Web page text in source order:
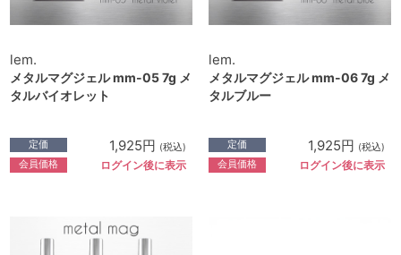
lem.
メタルマグジェル mm-05 7g メ
タルバイオレット
定価 1,925円 (税込)
会員価格 ログイン後に表示
lem.
メタルマグジェル mm-06 7g メ
タルブルー
定価 1,925円 (税込)
会員価格 ログイン後に表示